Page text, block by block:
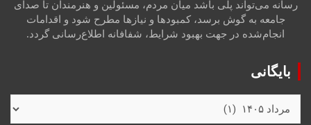
رسانه می‌تواند پلی باشد میان مردم، مسئولین و هنرمندان تا صدای
جامعه به گوش برسد، کمبودها و نیازها مطرح شود و اقدامات
انجام‌شده در جهت بهبود شرایط، شفافانه اطلاع‌رسانی گردد.
بایگانی